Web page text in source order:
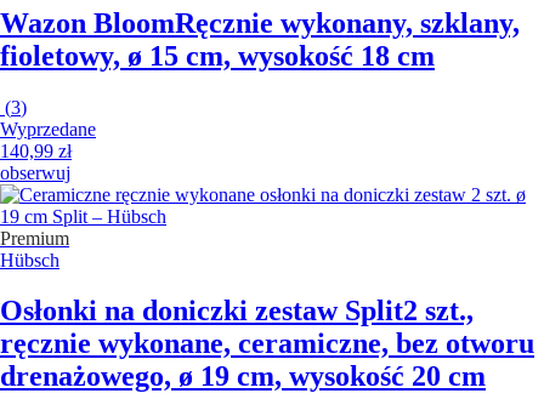
Wazon BloomRęcznie wykonany, szklany,
fioletowy, ø 15 cm, wysokość 18 cm
(3)
Wyprzedane
140,99 zł
obserwuj
Premium
Hübsch
Osłonki na doniczki zestaw Split2 szt.,
ręcznie wykonane, ceramiczne, bez otworu
drenażowego, ø 19 cm, wysokość 20 cm